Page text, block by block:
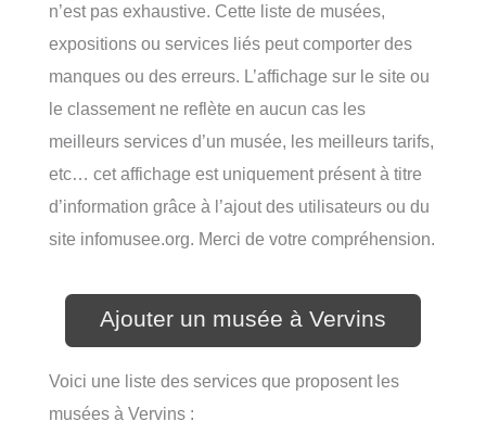
n’est pas exhaustive. Cette liste de musées,
expositions ou services liés peut comporter des
manques ou des erreurs. L’affichage sur le site ou
le classement ne reflète en aucun cas les
meilleurs services d’un musée, les meilleurs tarifs,
etc… cet affichage est uniquement présent à titre
d’information grâce à l’ajout des utilisateurs ou du
site infomusee.org. Merci de votre compréhension.
Ajouter un musée à Vervins
Voici une liste des services que proposent les
musées à Vervins :